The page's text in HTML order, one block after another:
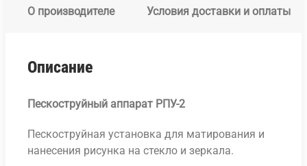
О производителе Условия доставки и оплаты
Описание
Пескоструйный аппарат РПУ-2
Пескоструйная установка для матирования и
нанесения рисунка на стекло и зеркала.